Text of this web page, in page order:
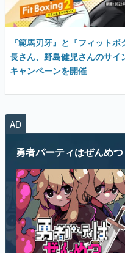
『範馬刃牙』と『フィット
長さん、野島健児さんのサ
キャンペーンを開催
AD
勇者パーティはぜんめつ